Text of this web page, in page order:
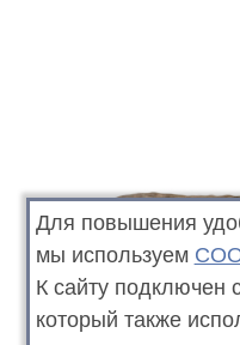
Для повышения
мы используем
К сайту подключен
который также